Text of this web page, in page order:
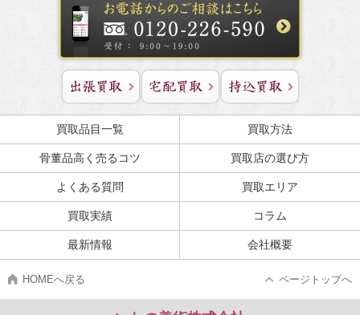
買取品目一覧 買取方法
骨董品高く売るコツ 買取店の選び方
よくある質問 買取エリア
買取実績 コラム
最新情報 会社概要
HOMEへ戻る ページトップへ